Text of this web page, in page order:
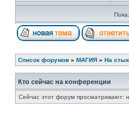
Список форумов » МАГИЯ » На
Кто сейчас на конференции
Сейчас этот форум просматривают: